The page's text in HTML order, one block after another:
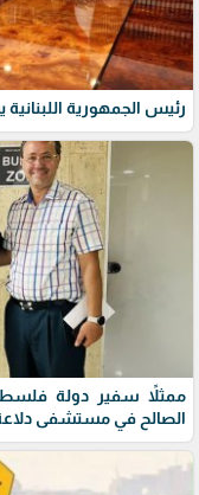
رئيس الجمهورية
ممثلاً سفير دولة
الصالح في مستشفى